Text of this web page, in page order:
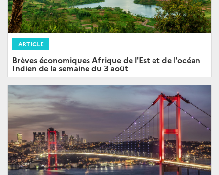
ARTICLE
Brèves économiques Afrique de l'Est et de l'océan
Indien de la semaine du 3 août